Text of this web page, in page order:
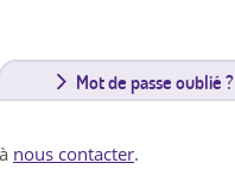
Mot de passe oublié ?
nous contacter.